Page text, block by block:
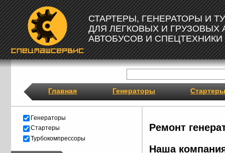
СТАРТЕРЫ, ГЕНЕРАТОРЫ И
ДЛЯ ЛЕГКОВЫХ И ГРУЗОВЫХ
АВТОБУСОВ И СПЕЦТЕХНИКИ
Главная Генераторы Стартеры
Ремонт
Наша
Генераторы
Стартеры
Турбокомпрессоры